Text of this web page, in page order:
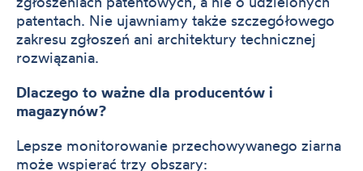
patentach. Nie ujawniamy także szczegółowego
zakresu zgłoszeń ani architektury technicznej
rozwiązania.
Dlaczego to ważne dla producentów i
magazynów?
Lepsze monitorowanie przechowywanego ziarna
może wspierać trzy obszary: